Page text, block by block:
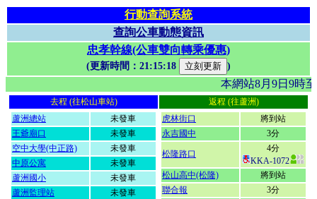
行動查詢系統
查詢公車動態資訊
忠孝幹線(公車雙向轉乘優惠)
(更新時間： 21:15:18 )
本網站8月9日9
去程 (往松山車站)
返程 (往蘆洲)
蘆洲總站
未發車
王爺廟口
未發車
空中大學(中正路)
未發車
中原公寓
未發車
蘆洲國小
未發車
蘆洲監理站
未發車
虎林街口
將到站
永吉國中
3分
松隆路口
4分
KKA-1072
松山高中(松隆)
將到站
聯合報
3分